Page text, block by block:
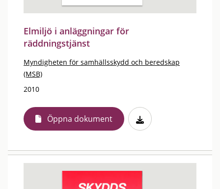
Elmiljö i anläggningar för
räddningstjänst
Myndigheten för samhällsskydd och beredskap
(MSB)
2010
Öppna dokument